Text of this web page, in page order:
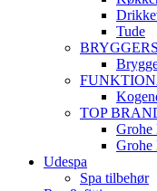
Tude
BRYGGERS
TOP
Grohe
Grohe
Udespa
Spa tilbehør